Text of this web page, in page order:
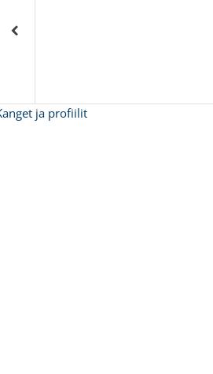
ja profiilit